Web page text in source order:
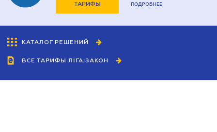
ТАРИФЫ ПОДРОБНЕЕ
КАТАЛОГ РЕШЕНИЙ
ВСЕ ТАРИФЫ ЛІГА:ЗАКОН